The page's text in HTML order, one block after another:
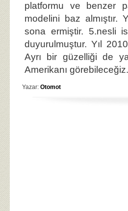
platformu ve benzer
modelini baz almıştır.
sona ermiştir. 5.nesli
duyurulmuştur. Yıl
Ayrı bir güzelliği de
Amerikanı görebileceğiz.
Yazar: Otomot